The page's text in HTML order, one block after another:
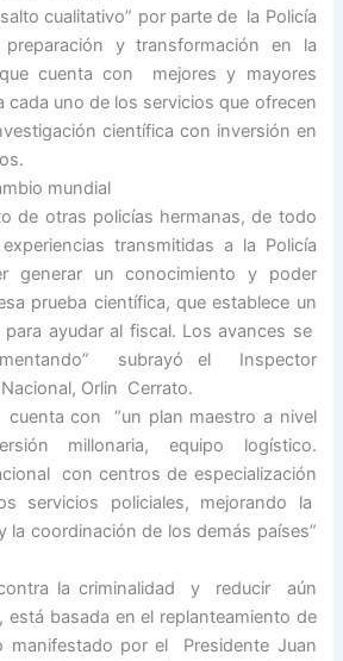
cualitativo” por parte de la Policía
y transformación en la
cuenta con mejores y mayores
cada uno de los servicios que ofrecen
científica con inversión en
mundial
de otras policías hermanas, de todo
transmitidas a la Policía
generar un conocimiento y poder
prueba científica, que establece un
ayudar al fiscal. Los avances se
subrayó el Inspector
Orlin Cerrato.
cuenta con “un plan maestro a nivel
millonaria, equipo logístico.
con centros de especialización
servicios policiales, mejorando la
la coordinación de los demás países”
la criminalidad y reducir aún
basada en el replanteamiento de
por el Presidente Juan